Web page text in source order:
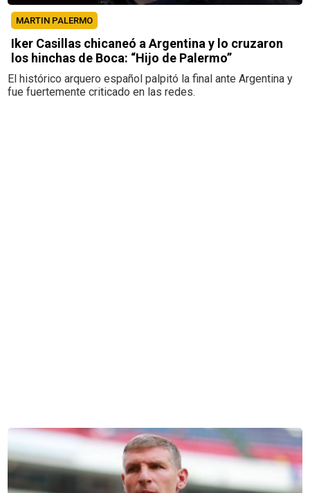
MARTIN PALERMO
Iker Casillas chicaneó a Argentina y lo cruzaron
los hinchas de Boca: “Hijo de Palermo”
El histórico arquero español palpitó la final ante Argentina y
fue fuertemente criticado en las redes.